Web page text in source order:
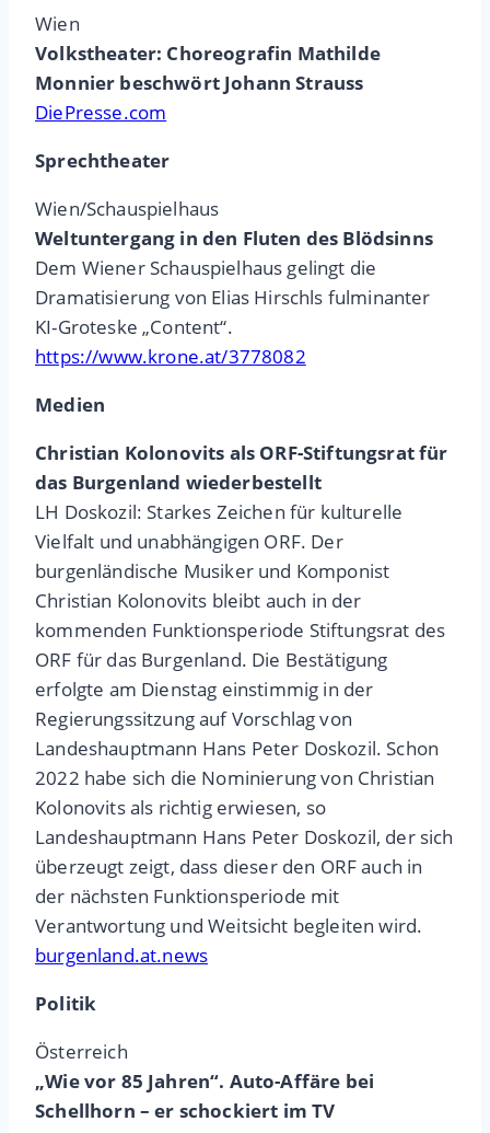
Wien
Volkstheater: Choreografin Mathilde
Monnier beschwört Johann Strauss
DiePresse.com
Sprechtheater
Wien/Schauspielhaus
Weltuntergang in den Fluten des Blödsinns
Dem Wiener Schauspielhaus gelingt die
Dramatisierung von Elias Hirschls fulminanter
KI-Groteske „Content“.
https://www.krone.at/3778082
Medien
Christian Kolonovits als ORF-Stiftungsrat für
das Burgenland wiederbestellt
LH Doskozil: Starkes Zeichen für kulturelle
Vielfalt und unabhängigen ORF. Der
burgenländische Musiker und Komponist
Christian Kolonovits bleibt auch in der
kommenden Funktionsperiode Stiftungsrat des
ORF für das Burgenland. Die Bestätigung
erfolgte am Dienstag einstimmig in der
Regierungssitzung auf Vorschlag von
Landeshauptmann Hans Peter Doskozil. Schon
2022 habe sich die Nominierung von Christian
Kolonovits als richtig erwiesen, so
Landeshauptmann Hans Peter Doskozil, der sich
überzeugt zeigt, dass dieser den ORF auch in
der nächsten Funktionsperiode mit
Verantwortung und Weitsicht begleiten wird.
burgenland.at.news
Politik
Österreich
„Wie vor 85 Jahren“. Auto-Affäre bei
Schellhorn – er schockiert im TV